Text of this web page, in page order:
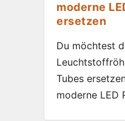
moderne
ersetzen
Du möchtest
Tubes
moderne LED